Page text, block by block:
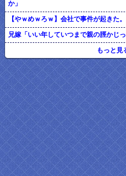
か」
【やｗめｗろｗ】会社で事件が起きた
兄嫁「いい年していつまで親の脛か
もっと見